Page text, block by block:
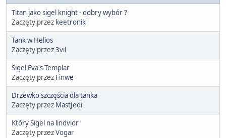
Titan jako sigel knight - dobry wybór ?
Zaczęty przez keetronik
Tank w Helios
Zaczęty przez3vil
Sigel Eva's Templar
Zaczęty przez Finwe
Drzewko szczęścia dla tanka
Zaczęty przez MastJedi
Który Sigel na lindvior
Zaczęty przezVogar